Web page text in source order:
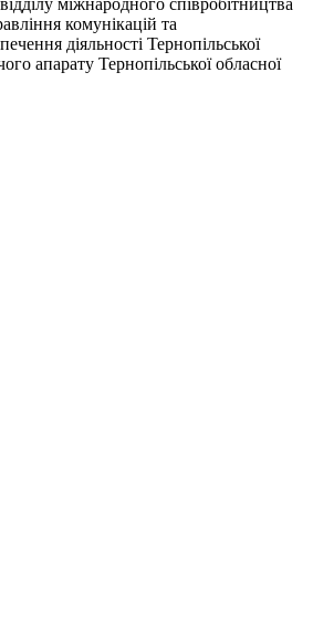
міжнародного співробітництва
комунікацій та
діяльності Тернопільської
апарату Тернопільської обласної